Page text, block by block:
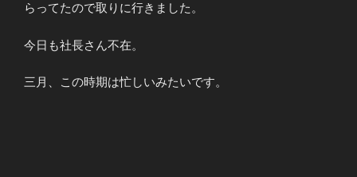
らってたので取りに行きました。
今日も社長さん不在。
三月、この時期は忙しいみたいです。